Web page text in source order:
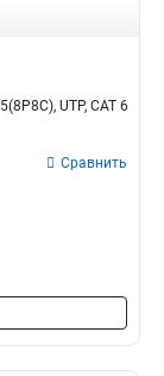
UTP, CAT 6
Сравнить